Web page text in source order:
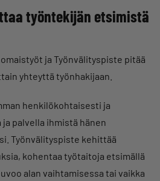
työntekijän etsimistä
ja Työnvälityspiste pitää
yhteyttä työnhakijaan.
henkilökohtaisesti ja
palvella ihmistä hänen
Työnvälityspiste kehittää
kohentaa työtaitoja etsimällä
alan vaihtamisessa tai vaikka